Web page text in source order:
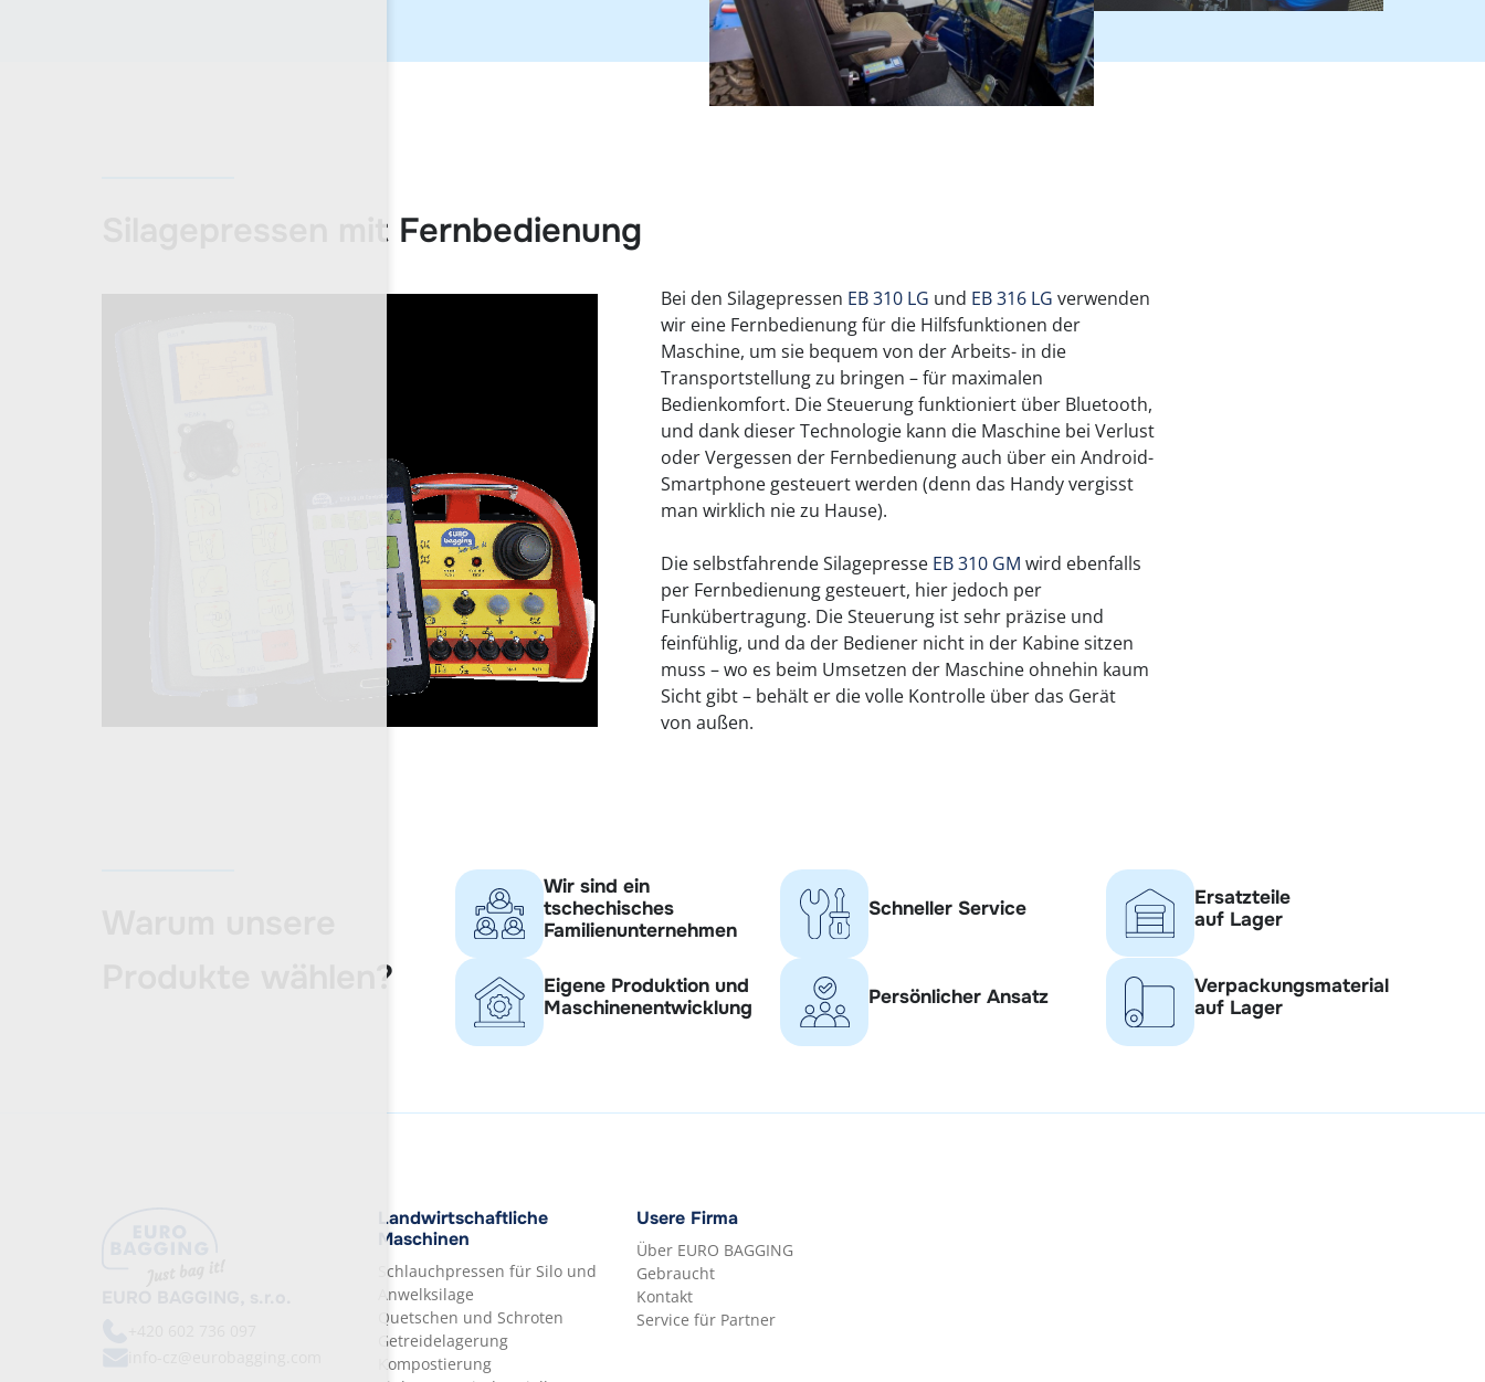
Silagepressen mit Fernbedienung
Bei den Silagepressen EB 310 LG und EB 316 LG verwenden
wir eine Fernbedienung für die Hilfsfunktionen der
Maschine, um sie bequem von der Arbeits- in die
Transportstellung zu bringen – für maximalen
Bedienkomfort. Die Steuerung funktioniert über Bluetooth,
und dank dieser Technologie kann die Maschine bei Verlust
oder Vergessen der Fernbedienung auch über ein Android-
Smartphone gesteuert werden (denn das Handy vergisst
man wirklich nie zu Hause).
Die selbstfahrende Silagepresse EB 310 GM wird ebenfalls
per Fernbedienung gesteuert, hier jedoch per
Funkübertragung. Die Steuerung ist sehr präzise und
feinfühlig, und da der Bediener nicht in der Kabine sitzen
muss – wo es beim Umsetzen der Maschine ohnehin kaum
Sicht gibt – behält er die volle Kontrolle über das Gerät
von außen.
Produkte wählen?
Wir sind ein
tschechisches
Familienunternehmen
Schneller Service
Ersatzteile
auf Lager
Eigene Produktion und
Maschinenentwicklung
Persönlicher Ansatz
Verpackungsmaterial
auf Lager
Landwirtschaftliche
Maschinen
Schlauchpressen für Silo und
Anwelksilage
Quetschen und Schroten
Getreidelagerung
Kompostierung
Usere Firma
Über EURO BAGGING
Gebraucht
Kontakt
Service für Partner